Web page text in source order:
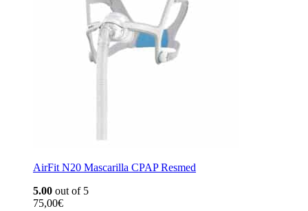
AirFit N20 Mascarilla CPAP Resmed
5.00 out of 5
75,00€